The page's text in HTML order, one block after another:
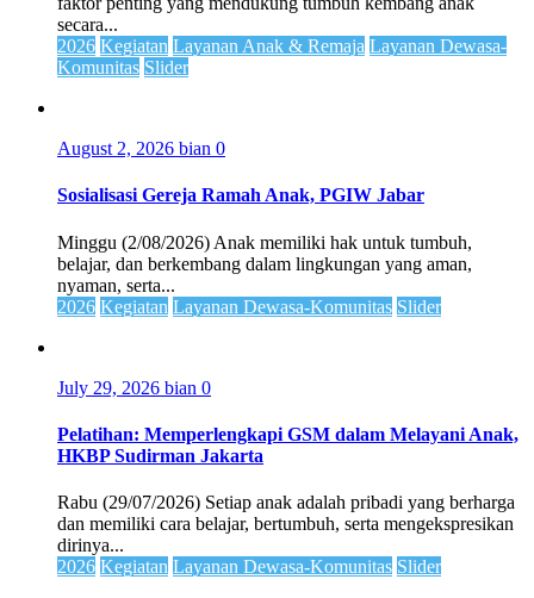
secara...
2026 Kegiatan Layanan Anak & Remaja Layanan Dewasa-
Komunitas Slider
August 2, 2026 bian 0
Sosialisasi Gereja Ramah Anak, PGIW Jabar
Minggu (2/08/2026) Anak memiliki hak untuk tumbuh,
belajar, dan berkembang dalam lingkungan yang aman,
nyaman, serta...
2026 Kegiatan Layanan Dewasa-Komunitas Slider
July 29, 2026 bian 0
Pelatihan: Memperlengkapi GSM dalam Melayani Anak,
HKBP Sudirman Jakarta
Rabu (29/07/2026) Setiap anak adalah pribadi yang berharga
dan memiliki cara belajar, bertumbuh, serta mengekspresikan
dirinya...
2026 Kegiatan Layanan Dewasa-Komunitas Slider